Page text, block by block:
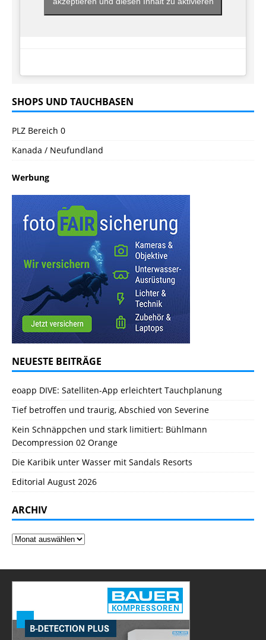
SHOPS UND TAUCHBASEN
PLZ Bereich 0
Kanada / Neufundland
Werbung
NEUESTE BEITRÄGE
eoapp DIVE: Satelliten-App erleichtert Tauchplanung
Tief betroffen und traurig, Abschied von Severine
Kein Schnäppchen und stark limitiert: Bühlmann
Decompression 02 Orange
Die Karibik unter Wasser mit Sandals Resorts
Editorial August 2026
ARCHIV